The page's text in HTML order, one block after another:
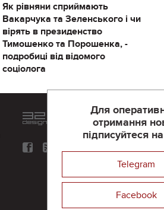
Як рівняни сприймають
Вакарчука та Зеленського і чи
вірять в президенство
Тимошенко та Порошенка, -
подробиці від відомого
соціолога
Для
отримання
підписуйтеся
Telegram
Facebook
Розроблений та
компанії 32х32